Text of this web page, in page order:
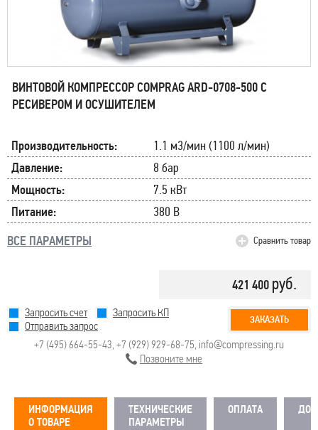
ВИНТОВОЙ КОМПРЕССОР COMPRAG ARD-0708-500 С
РЕСИВЕРОМ И ОСУШИТЕЛЕМ
Производительность:
1.1 м3/мин (1100 л/мин)
Давление:
8 бар
Мощность:
7.5 кВт
Питание:
380 В
ВСЕ ПАРАМЕТРЫ
Сравнить товар
421 400 руб.
Запросить счет
Запросить КП
Отправить запрос
ЗАКАЗАТЬ
+7 (495) 664-55-43 +7 (929) 929-68-75 info@compressing.ru
Позвоните мне
ИНФОРМАЦИЯ
О ТОВАРЕ
ТЕХНИЧЕСКИЕ
ПАРАМЕТРЫ
ОПЛАТА